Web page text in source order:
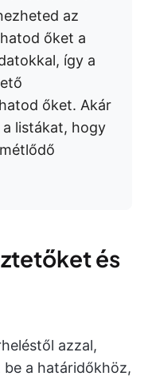
az
őket a
így a
őket. Akár
listákat, hogy
és
azzal,
a határidőkhöz,